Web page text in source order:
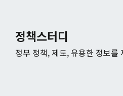
정책스터디
정부 정책, 제도, 유용한 정보를